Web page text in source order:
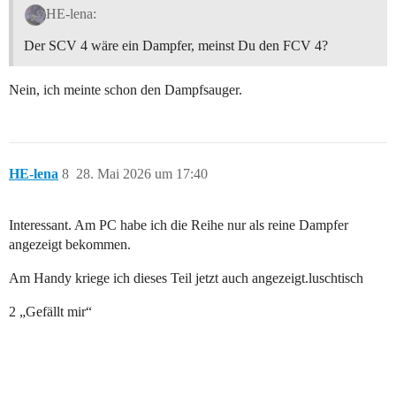
HE-lena:
Der SCV 4 wäre ein Dampfer, meinst Du den FCV 4?
Nein, ich meinte schon den Dampfsauger.
HE-lena 28. Mai 2026 um 17:40
8
Interessant. Am PC habe ich die Reihe nur als reine Dampfer
angezeigt bekommen.
Am Handy kriege ich dieses Teil jetzt auch angezeigt.luschtisch
2 „Gefällt mir“